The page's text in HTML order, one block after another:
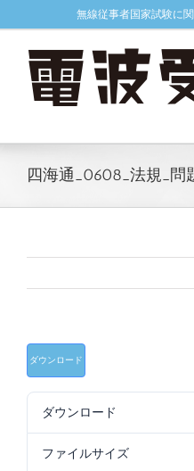
to
無線従事者国家試験に
四海通_0608_法規_問
ダウンロード
ダウンロード
ファイルサイズ